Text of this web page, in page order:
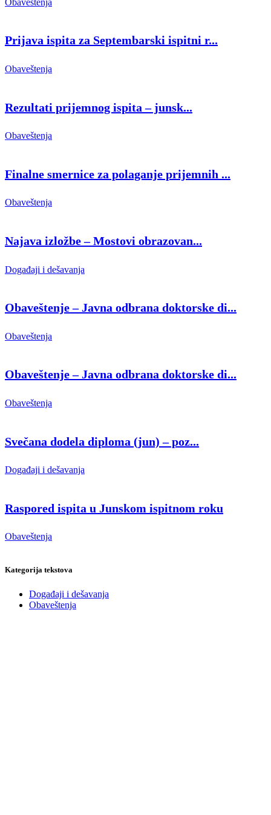
Prijava ispita za Septembarski ispitni r...
Obaveštenja
Rezultati prijemnog ispita – junsk...
Obaveštenja
Finalne smernice za polaganje prijemnih ...
Obaveštenja
Najava izložbe – Mostovi obrazovan...
Događaji i dešavanja
Obaveštenje – Javna odbrana doktorske di...
Obaveštenja
Obaveštenje – Javna odbrana doktorske di...
Obaveštenja
Svečana dodela diploma (jun) – poz...
Događaji i dešavanja
Raspored ispita u Junskom ispitnom roku
Obaveštenja
Kategorija tekstova
Događaji i dešavanja
Obaveštenja